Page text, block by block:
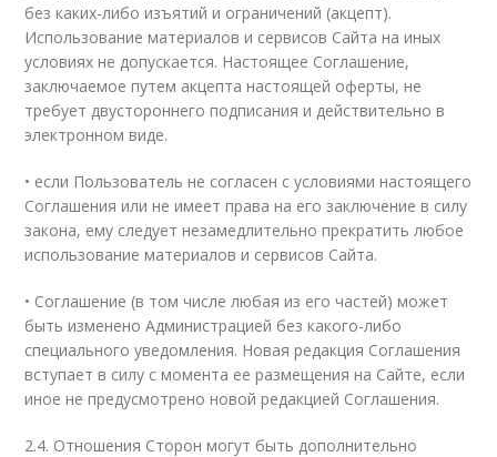
без каких-либо изъятий и ограничений (акцепт).
Использование материалов и сервисов Сайта на иных
условиях не допускается. Настоящее Соглашение,
заключаемое путем акцепта настоящей оферты, не
требует двустороннего подписания и действительно в
электронном виде.
• если Пользователь не согласен с условиями настоящего
Соглашения или не имеет права на его заключение в силу
закона, ему следует незамедлительно прекратить любое
использование материалов и сервисов Сайта.
• Соглашение (в том числе любая из его частей) может
быть изменено Администрацией без какого-либо
специального уведомления. Новая редакция Соглашения
вступает в силу с момента ее размещения на Сайте, если
иное не предусмотрено новой редакцией Соглашения.
2.4. Отношения Сторон могут быть дополнительно